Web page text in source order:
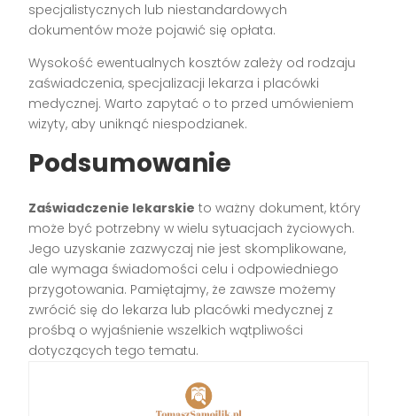
specjalistycznych lub niestandardowych
dokumentów może pojawić się opłata.
Wysokość ewentualnych kosztów zależy od rodzaju
zaświadczenia, specjalizacji lekarza i placówki
medycznej. Warto zapytać o to przed umówieniem
wizyty, aby uniknąć niespodzianek.
Podsumowanie
Zaświadczenie lekarskie to ważny dokument, który
może być potrzebny w wielu sytuacjach życiowych.
Jego uzyskanie zazwyczaj nie jest skomplikowane,
ale wymaga świadomości celu i odpowiedniego
przygotowania. Pamiętajmy, że zawsze możemy
zwrócić się do lekarza lub placówki medycznej z
prośbą o wyjaśnienie wszelkich wątpliwości
dotyczących tego tematu.